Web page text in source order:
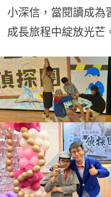
小深信，當閱讀成為
成長旅程中綻放光芒